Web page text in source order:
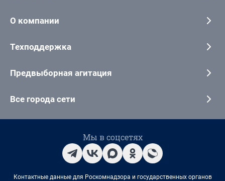
О компании
Техподдержка
Предвыборная агитация
Все города сети
Мы в соцсетях
Контактные данные для Роскомнадзора и государственных органов